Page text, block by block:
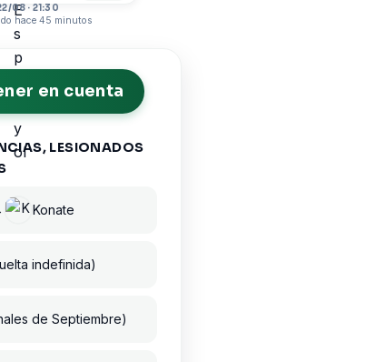
08 · 21:30
hace 45 minutos
en cuenta
LESIONADOS
Konate
indefinida)
de Septiembre)